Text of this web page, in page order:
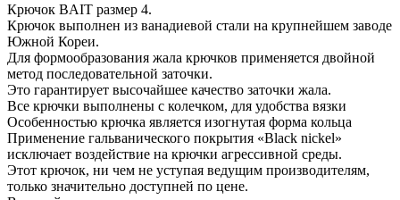
Крючок BAIT размер 4.
Крючок выполнен из ванадиевой стали на крупнейшем заводе
Южной Кореи.
Для формообразования жала крючков применяется двойной
метод последовательной заточки.
Это гарантирует высочайшее качество заточки жала.
Все крючки выполнены с колечком, для удобства вязки
Особенностью крючка является изогнутая форма кольца
Применение гальванического покрытия «Black nickel»
исключает воздействие на крючки агрессивной среды.
Этот крючок, ни чем не уступая ведущим производителям,
только значительно доступней по цене.